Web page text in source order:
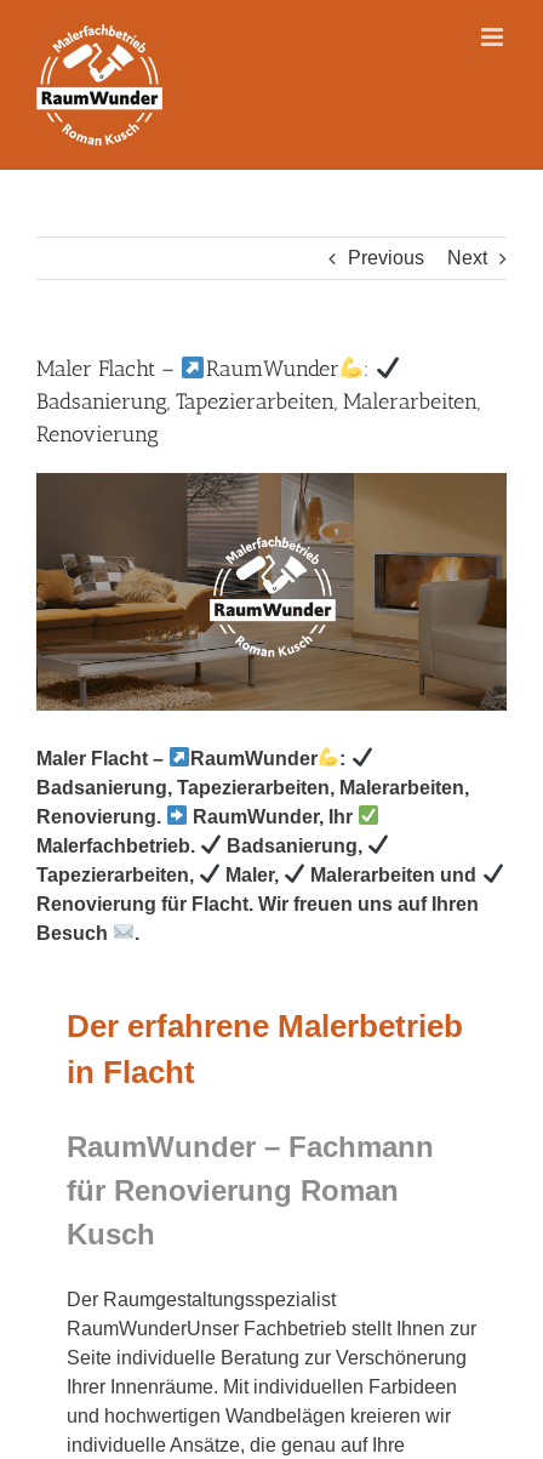
content
Previous Next
Maler Flacht – RaumWunder
:
Badsanierung, Tapezierarbeiten, Malerarbeiten,
Renovierung
Maler Flacht – RaumWunder
:
Badsanierung, Tapezierarbeiten, Malerarbeiten,
Renovierung.
RaumWunder, Ihr
Malerfachbetrieb.
Badsanierung,
Tapezierarbeiten,
Maler,
Malerarbeiten und
Renovierung für Flacht. Wir freuen uns auf Ihren
Besuch
.
Der erfahrene Malerbetrieb
in Flacht
RaumWunder – Fachmann
für Renovierung Roman
Kusch
Der Raumgestaltungsspezialist
RaumWunderUnser Fachbetrieb stellt Ihnen zur
Seite individuelle Beratung zur Verschönerung
Ihrer Innenräume. Mit individuellen Farbideen
und hochwertigen Wandbelägen kreieren wir
individuelle Ansätze, die genau auf Ihre